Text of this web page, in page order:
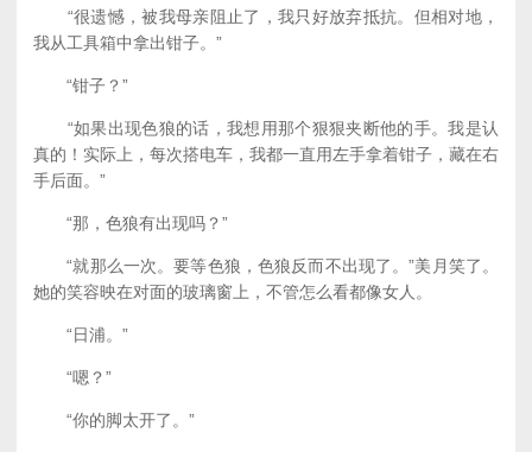
“很遗憾，被我母亲阻止了，我只好放弃抵抗。但相对地，
我从工具箱中拿出钳子。”
“钳子？”
“如果出现色狼的话，我想用那个狠狠夹断他的手。我是认
真的！实际上，每次搭电车，我都一直用左手拿着钳子，藏在右
手后面。”
“那，色狼有出现吗？”
“就那么一次。要等色狼，色狼反而不出现了。”美月笑了。
她的笑容映在对面的玻璃窗上，不管怎么看都像女人。
“日浦。”
“嗯？”
“你的脚太开了。”